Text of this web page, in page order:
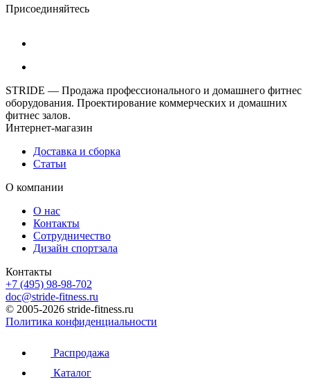
Присоединяйтесь
STRIDE — Продажа профессионального и домашнего фитнес
оборудования. Проектирование коммерческих и домашних
фитнес залов.
Интернет-магазин
Доставка и сборка
Статьи
О компании
О нас
Контакты
Сотрудничество
Дизайн спортзала
Контакты
+7 (495) 98-98-702
doc@stride-fitness.ru
© 2005-2026 stride-fitness.ru
Политика конфиденциальности
Распродажа
Каталог